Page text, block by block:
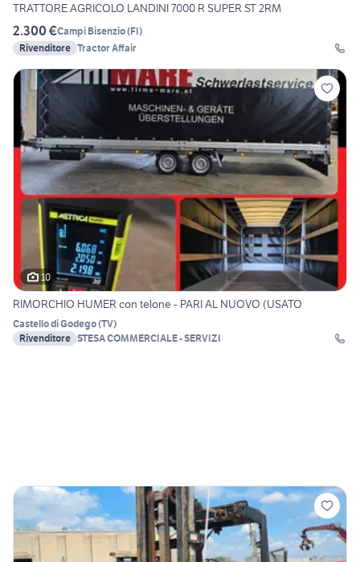
TRATTORE AGRICOLO LANDINI 7000 R SUPER ST 2RM
2.300 €Campi Bisenzio(FI)
Rivenditore Tractor Affair
10
RIMORCHIO HUMER con telone - PARI AL NUOVO (USATO
Castello di Godego(TV)
Rivenditore STESA COMMERCIALE - SERVIZI